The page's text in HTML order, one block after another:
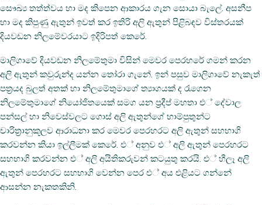
සෞඛ්‍ය තත්ත්වය හා මද කිපෙන ආකාරය ගැන සොයා බැලේ. අසනීප
හා මද කිපුණු ඇතුන් ඉවත් කර ඉතිරි අලි ඇතුන් පිළිබඳව විස්තරයක්
දියවඩන නිලමේවරයාට ඉදිරිපත් කෙරේ.
මාලිගාවේ දියවඩන නිලමේතුමා විසින් මෙවර පෙරහරේ ගමන් කරන
අලි ඇතුන් කවුරුන්ද යන්න තෝරා ගැනේ. ඉන් පසුව මාලිගාවේ නැකැත්
පත‍්‍රයද බුලත් අතක් හා නිලමේතුමාගේ ත්‍යාගයක් ද රැගෙන
නිලමේතුමාගේ නියෝජිතයෙක් සමග යන ප‍්‍රදීප් මහතා එ් දේවාල
පන්සල් හා නිවෙස්වලට ගොස් අලි ඇතුන්ගේ හාම්පුතුන්ට
චාරිත‍්‍රානුකූලව ආරාධනා කර මෙවර පෙරහරට අලි ඇතුන් සහභාගි
කරවන්න කියා ඉල්ලීමක් කෙරේ. එ් අනුව එ් අලි ඇතුන් පෙරහරට
සහභාගි කරවන්න එ් අලි අයිතිකරුවන් කටයුතු කරයි. එ් හීලෑ අලි
ඇතුන් පෙරහරට සහභාගි වෙන්න පෙර එ් අය එළියට ගන්නේ
ආසන්න නැකතකිනි.